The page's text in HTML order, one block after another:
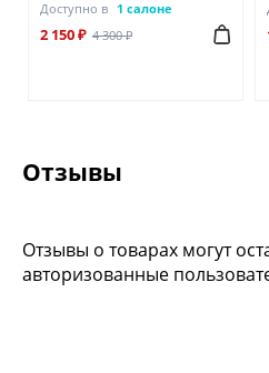
Доступно в 1 салоне
2 150 ₽ 4 300 ₽
Отзывы
Отзывы о товарах могут
авторизованные